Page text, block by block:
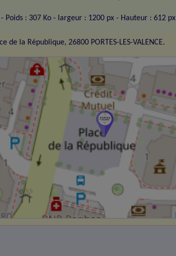
Poids : 307 Ko - largeur : 1200 px - Hauteur : 612 px
de la République, 26800 PORTES-LES-VALENCE.